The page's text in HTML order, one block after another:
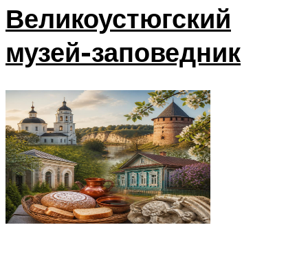
Великоустюгский
музей-заповедник